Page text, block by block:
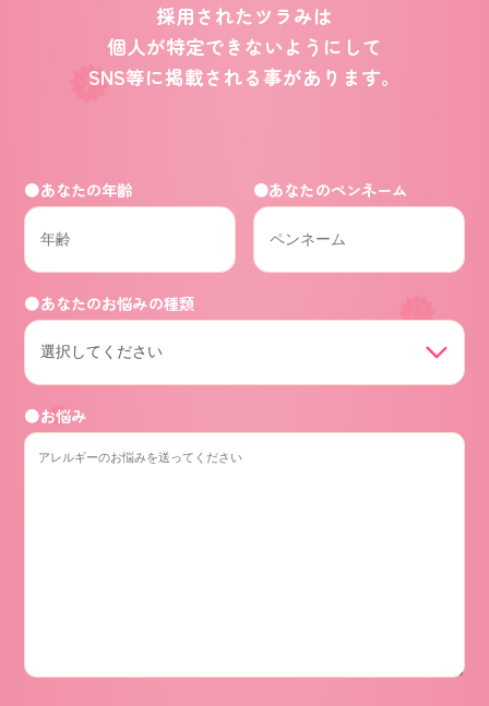
採用されたツラみは
個人が特定できないようにして
SNS等に掲載される事があります。
●あなたの年齢 ●あなたのペンネーム
●あなたのお悩みの種類
●お悩み